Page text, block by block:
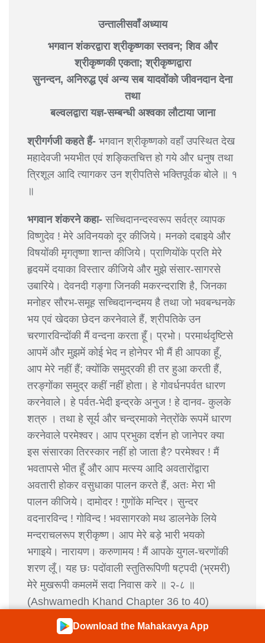
उन्तालीसवाँ अध्याय
भगवान शंकरद्वारा श्रीकृष्णका स्तवन; शिव और
श्रीकृष्णकी एकता; श्रीकृष्णद्वारा
सुनन्दन, अनिरुद्ध एवं अन्य सब यादवोंको जीवनदान देना
तथा
बल्वलद्वारा यज्ञ-सम्बन्धी अश्वका लौटाया जाना
श्रीगर्गजी कहते हैं- भगवान श्रीकृष्णको वहाँ उपस्थित देख
महादेवजी भयभीत एवं शङ्कितचित्त हो गये और धनुष तथा
त्रिशूल आदि त्यागकर उन श्रीपतिसे भक्तिपूर्वक बोले ॥ १
॥
भगवान शंकरने कहा- सच्चिदानन्दस्वरूप सर्वत्र व्यापक
विष्णुदेव ! मेरे अविनयको दूर कीजिये। मनको दबाइये और
विषयोंकी मृगतृष्णा शान्त कीजिये। प्राणियोंके प्रति मेरे
हृदयमें दयाका विस्तार कीजिये और मुझे संसार-सागरसे
उबारिये। देवनदी गङ्गा जिनकी मकरन्दराशि है, जिनका
मनोहर सौरभ-समूह सच्चिदानन्दमय है तथा जो भवबन्धनके
भय एवं खेदका छेदन करनेवाले हैं, श्रीपतिके उन
चरणारविन्दोंकी मैं वन्दना करता हूँ। प्रभो। परमार्थदृष्टिसे
आपमें और मुझमें कोई भेद न होनेपर भी मैं ही आपका हूँ,
आप मेरे नहीं हैं; क्योंकि समुद्रकी ही तर हुआ करती हैं,
तरङ्गोंका समुद्र कहीं नहीं होता। हे गोवर्धनपर्वत धारण
करनेवाले। हे पर्वत-भेदी इन्द्रके अनुज ! हे दानव- कुलके
शत्रु । तथा हे सूर्य और चन्द्रमाको नेत्रोंके रूपमें धारण
करनेवाले परमेश्वर। आप प्रभुका दर्शन हो जानेपर क्या
इस संसारका तिरस्कार नहीं हो जाता है? परमेश्वर ! मैं
भवतापसे भीत हूँ और आप मत्स्य आदि अवतारोंद्वारा
अवतारी होकर वसुधाका पालन करते हैं, अतः मेरा भी
पालन कीजिये। दामोदर ! गुणोंके मन्दिर। सुन्दर
वदनारविन्द ! गोविन्द ! भवसागरको मथ डालनेके लिये
मन्दराचलरूप श्रीकृष्ण। आप मेरे बड़े भारी भयको
भगाइये। नारायण। करुणामय ! मैं आपके युगल-चरणोंकी
शरण लूँ। यह छः पदोंवाली स्तुतिरूपिणी षट्पदी (भ्रमरी)
मेरे मुखरूपी कमलमें सदा निवास करे ॥ २-८ ॥
(Ashwamedh Khand Chapter 36 to 40)
भगवान शंकरके इस प्रकार स्तुति करनेपर बलरामके छोटे
Download the Mahakavya App